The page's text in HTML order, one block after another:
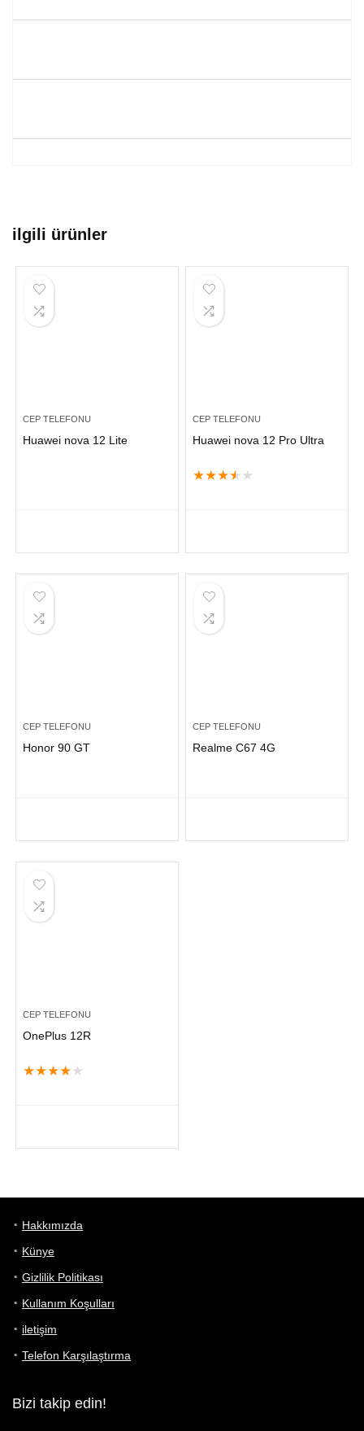
ilgili ürünler
CEP TELEFONU
Huawei nova 12 Lite
CEP TELEFONU
Huawei nova 12 Pro Ultra
★★★★ ★
CEP TELEFONU
Honor 90 GT
CEP TELEFONU
Realme C67 4G
CEP TELEFONU
OnePlus 12R
★★★★ ★
Hakkımızda
Künye
Gizlilik Politikası
Kullanım Koşulları
iletişim
Telefon Karşılaştırma
Bizi takip edin!